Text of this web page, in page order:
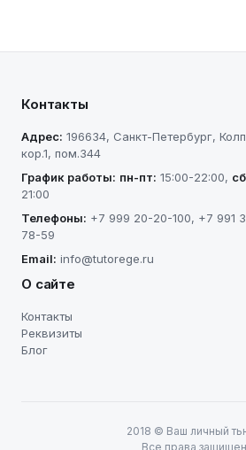
Контакты
Адрес: 196634, Санкт-Петербург,
кор.1, пом.344
График работы: пн-пт: 15:00-22:00, сб
21:00
Телефоны: +7 999 20-20-100, +7 991
78-59
Email: info@tutorege.ru
О сайте
Контакты
Реквизиты
Блог
2018 © Ваш личный
Все права